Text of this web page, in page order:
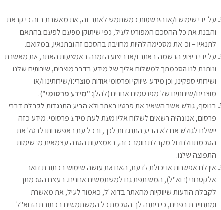
על-ידי שימוש ו/או הירשמות כמשתמש לאתר זה, את מאשרת בזה כי קראת
והבנת את כל ההסכם המפורט לעיל, כפי שיתוקן מפעם לפעם בהתאם
לתנאיו – וכי את מסכימה להיות מחויבת בהסכם זה ובתנאיו, במלואם.
על ידי ביצוע הרשמה באתר ו/או ביצוע הזמנה באמצעות האתר, את מאשרת
ונותנת לנו הסכמתך למשלוח אליך של מידע בדבר מוצרים, שירותים שלנו
ושירותי ספקינו, וכן מידע שיווקי ופרסומי אודות מוצרינו/שירותינו ו/או
מוצרים/שירותים של מפרסמים אחרים (להלן: "מידע פרסומי").
בנוסף, גולש אשר השאיר את פרטיו באתר ולא הביע התנגדות לקבלת דברי
פרסום, אנו נהיה רשאים לשלוח אליו מעת לעת מידע פרסומי. מידע כזה
יישלח לגולש אם לא הביע התנגדות לכך, ובכל עת באפשרותו לבטל את
הסכמתו ולחדול מקבלת חומר כזה, באמצעות הסרה עצמאית מרשימות
התפוצה שלנו.
אין לנו אפשרות או יכולת לדעת, האם את עושה שימוש בכתובת דואר
אלקטרוני (דוא"ל), המשותפת גם למשתמשים אחרים. בעצם הסכמתך
לקבלת הודעות שיווקיות מהאתר בדוא"ל, כאמור לעיל, את מאשרת
ומתחייבת בפנינו, כי ניתנה לך הסכמת כל המשתמשים בכתובת הדוא"ל